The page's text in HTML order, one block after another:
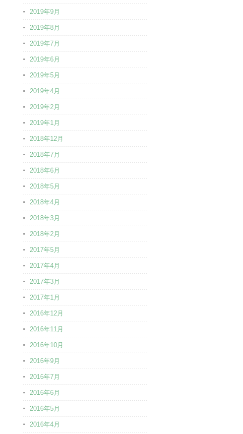
2019年9月
2019年8月
2019年7月
2019年6月
2019年5月
2019年4月
2019年2月
2019年1月
2018年12月
2018年7月
2018年6月
2018年5月
2018年4月
2018年3月
2018年2月
2017年5月
2017年4月
2017年3月
2017年1月
2016年12月
2016年11月
2016年10月
2016年9月
2016年7月
2016年6月
2016年5月
2016年4月